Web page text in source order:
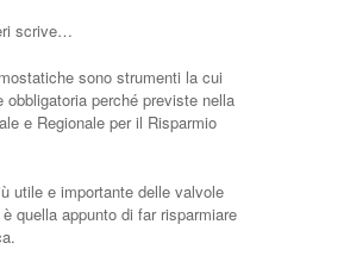
scrive…
sono strumenti la cui
obbligatoria perché previste nella
e Regionale per il Risparmio
utile e importante delle valvole
quella appunto di far risparmiare